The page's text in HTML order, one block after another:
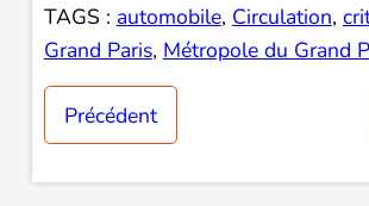
TAGS : automobile, Circulation,
Grand Paris, Métropole du Grand
Précédent